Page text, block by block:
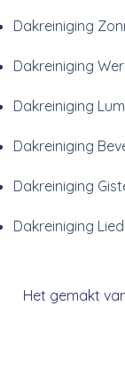
Dakreiniging
Dakreiniging
Dakreiniging
Dakreiniging
Dakreiniging
Dakreiniging
Het gemakt